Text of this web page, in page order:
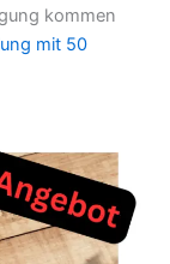
kommen
mit 50